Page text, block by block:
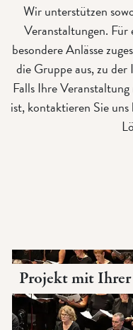
Wir unterstützen
Veranstaltungen.
besondere Anlässe
die Gruppe aus, zu
Falls Ihre
ist, kontaktieren Sie
Projekt mit Ihrer